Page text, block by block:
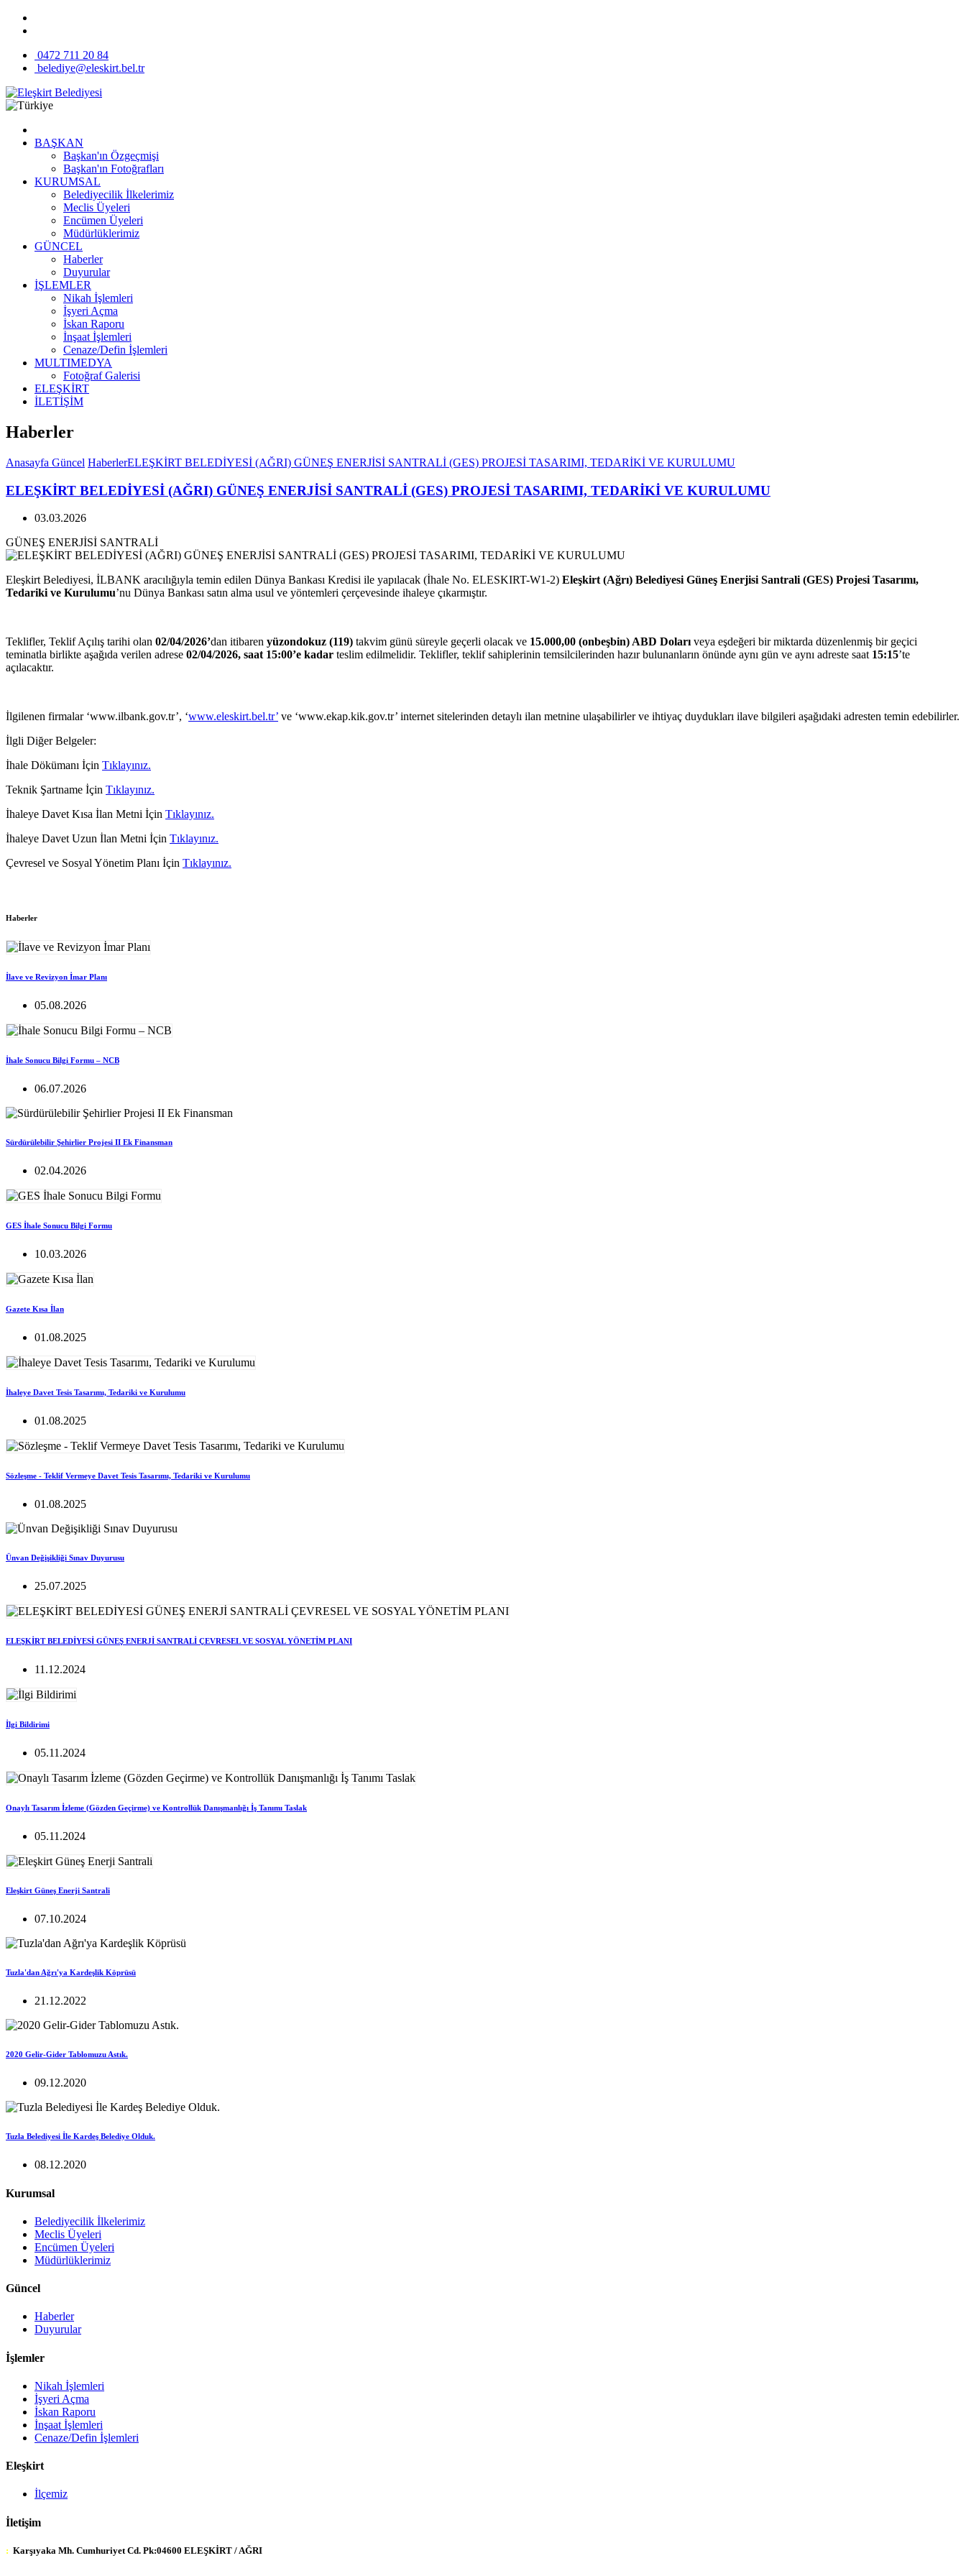
0472 711 20 84
belediye@eleskirt.bel.tr
BAŞKAN
Başkan'ın Özgeçmişi
Başkan'ın Fotoğrafları
KURUMSAL
Belediyecilik İlkelerimiz
Meclis Üyeleri
Encümen Üyeleri
Müdürlüklerimiz
GÜNCEL
Haberler
Duyurular
İŞLEMLER
Nikah İşlemleri
İşyeri Açma
İskan Raporu
İnşaat İşlemleri
Cenaze/Defin İşlemleri
MULTIMEDYA
Fotoğraf Galerisi
ELEŞKİRT
İLETİŞİM
Haberler
Anasayfa Güncel HaberlerELEŞKİRT BELEDİYESİ (AĞRI) GÜNEŞ ENERJİSİ SANTRALİ (GES) PROJESİ TASARIMI, TEDARİKİ VE KURULUMU
ELEŞKİRT BELEDİYESİ (AĞRI) GÜNEŞ ENERJİSİ SANTRALİ (GES) PROJESİ TASARIMI, TEDARİKİ VE KURULUMU
03.03.2026
GÜNEŞ ENERJİSİ SANTRALİ
Eleşkirt Belediyesi, İLBANK aracılığıyla temin edilen Dünya Bankası Kredisi ile yapılacak (İhale No. ELESKIRT-W1-2) Eleşkirt (Ağrı) Belediyesi Güneş Enerjisi Santrali (GES) Projesi Tasarımı,
Tedariki ve Kurulumu’nu Dünya Bankası satın alma usul ve yöntemleri çerçevesinde ihaleye çıkarmıştır.
Teklifler, Teklif Açılış tarihi olan 02/04/2026’dan itibaren yüzondokuz (119) takvim günü süreyle geçerli olacak ve 15.000,00 (onbeşbin) ABD Doları veya eşdeğeri bir miktarda düzenlenmiş bir geçici
teminatla birlikte aşağıda verilen adrese 02/04/2026, saat 15:00’e kadar teslim edilmelidir. Teklifler, teklif sahiplerinin temsilcilerinden hazır bulunanların önünde aynı gün ve aynı adreste saat 15:15’te
açılacaktır.
İlgilenen firmalar ‘www.ilbank.gov.tr’, ‘www.eleskirt.bel.tr’ ve ‘www.ekap.kik.gov.tr’ internet sitelerinden detaylı ilan metnine ulaşabilirler ve ihtiyaç duydukları ilave bilgileri aşağıdaki adresten temin edebilirler.
İlgli Diğer Belgeler:
İhale Dökümanı İçin Tıklayınız.
Teknik Şartname İçin Tıklayınız.
İhaleye Davet Kısa İlan Metni İçin Tıklayınız.
İhaleye Davet Uzun İlan Metni İçin Tıklayınız.
Çevresel ve Sosyal Yönetim Planı İçin Tıklayınız.
Haberler
İlave ve Revizyon İmar Planı
05.08.2026
İhale Sonucu Bilgi Formu – NCB
06.07.2026
Sürdürülebilir Şehirlier Projesi II Ek Finansman
02.04.2026
GES İhale Sonucu Bilgi Formu
10.03.2026
Gazete Kısa İlan
01.08.2025
İhaleye Davet Tesis Tasarımı, Tedariki ve Kurulumu
01.08.2025
Sözleşme - Teklif Vermeye Davet Tesis Tasarımı, Tedariki ve Kurulumu
01.08.2025
Ünvan Değişikliği Sınav Duyurusu
25.07.2025
ELEŞKİRT BELEDİYESİ GÜNEŞ ENERJİ SANTRALİ ÇEVRESEL VE SOSYAL YÖNETİM PLANI
11.12.2024
İlgi Bildirimi
05.11.2024
Onaylı Tasarım İzleme (Gözden Geçirme) ve Kontrollük Danışmanlığı İş Tanımı Taslak
05.11.2024
Eleşkirt Güneş Enerji Santrali
07.10.2024
Tuzla'dan Ağrı'ya Kardeşlik Köprüsü
21.12.2022
2020 Gelir-Gider Tablomuzu Astık.
09.12.2020
Tuzla Belediyesi İle Kardeş Belediye Olduk.
08.12.2020
Kurumsal
Belediyecilik İlkelerimiz
Meclis Üyeleri
Encümen Üyeleri
Müdürlüklerimiz
Güncel
Haberler
Duyurular
İşlemler
Nikah İşlemleri
İşyeri Açma
İskan Raporu
İnşaat İşlemleri
Cenaze/Defin İşlemleri
Eleşkirt
İlçemiz
İletişim
: Karşıyaka Mh. Cumhuriyet Cd. Pk:04600 ELEŞKİRT / AĞRI